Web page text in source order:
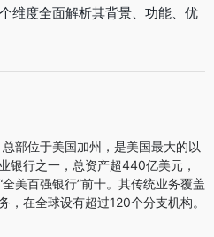
维度全面解析其背景、功能、优
部位于美国加州，是美国最大的以
银行之一，总资产超440亿美元，
美百强银行”前十。其传统业务覆盖
，在全球设有超过120个分支机构。